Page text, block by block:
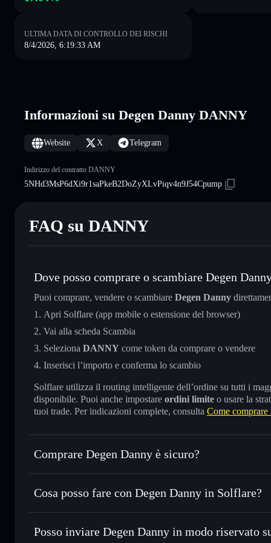
ULTIMA DATA DI CONTROLLO DEI RISCHI
8/4/2026, 6:19:33 AM
Informazioni su Degen Danny DANNY
Website X Telegram
Indirizzo del contratto DANNY
5NHd3MsP6dXi9r1saPkeB2DoZyXLvPiqv4n9J54Cpump
FAQ su DANNY
Dove posso comprare o scambiare Degen
Puoi comprare, vendere o scambiare Degen Danny
Apri Solflare (app mobile o estensione del browser)
Vai alla scheda Scambia
Seleziona DANNY come token da comprare o vendere
Inserisci l’importo e conferma lo scambio
Solflare utilizza il routing intelligente dell’ordine su tutti i
disponibile. Puoi anche impostare ordini limite o usare la
tuoi trade. Per indicazioni complete, consulta Come
Comprare Degen Danny è sicuro?
Degen Danny non è verificato
Cosa posso fare con Degen Danny in Solflare?
Degen Danny
wallet Solflare
Scambiare istantaneamente— scambia DANNY in SOL,
Posso inviare Degen Danny in modo riservato